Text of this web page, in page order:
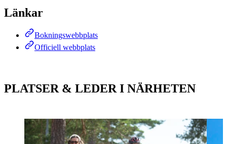
Länkar
Bokningswebbplats
Officiell webbplats
PLATSER & LEDER I NÄRHETEN